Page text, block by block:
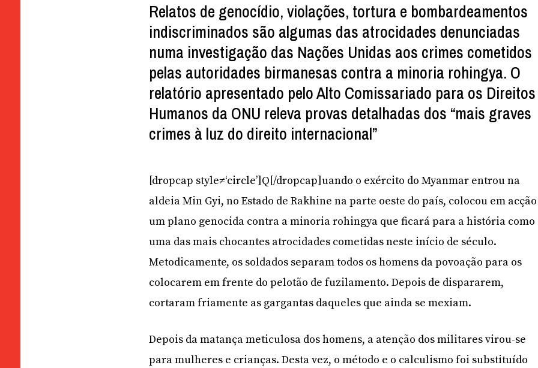
Relatos de genocídio, violações, tortura e bombardeamentos
indiscriminados são algumas das atrocidades denunciadas
numa investigação das Nações Unidas aos crimes cometidos
pelas autoridades birmanesas contra a minoria rohingya. O
relatório apresentado pelo Alto Comissariado para os Direitos
Humanos da ONU releva provas detalhadas dos “mais graves
crimes à luz do direito internacional”
[dropcap style≠‘circle’]Q[/dropcap]uando o exército do Myanmar entrou na
aldeia Min Gyi, no Estado de Rakhine na parte oeste do país, colocou em acção
um plano genocida contra a minoria rohingya que ficará para a história como
uma das mais chocantes atrocidades cometidas neste início de século.
Metodicamente, os soldados separam todos os homens da povoação para os
colocarem em frente do pelotão de fuzilamento. Depois de dispararem,
cortaram friamente as gargantas daqueles que ainda se mexiam.
Depois da matança meticulosa dos homens, a atenção dos militares virou-se
para mulheres e crianças. Desta vez, o método e o calculismo foi substituído